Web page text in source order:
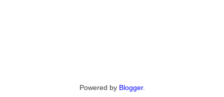
Powered by Blogger.